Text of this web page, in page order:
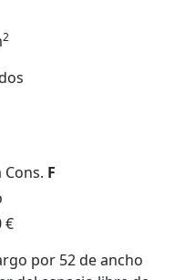
2
Cons. F
€
por 52 de ancho